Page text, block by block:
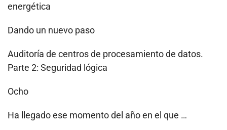
energética
Dando un nuevo paso
Auditoría de centros de procesamiento de datos.
Parte 2: Seguridad lógica
Ocho
Ha llegado ese momento del año en el que …